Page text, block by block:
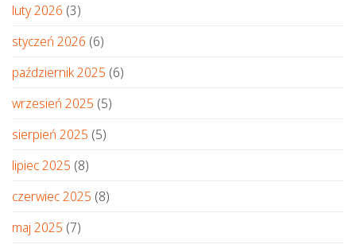
luty 2026 (3)
styczeń 2026 (6)
październik 2025 (6)
wrzesień 2025 (5)
sierpień 2025 (5)
lipiec 2025 (8)
czerwiec 2025 (8)
maj 2025 (7)